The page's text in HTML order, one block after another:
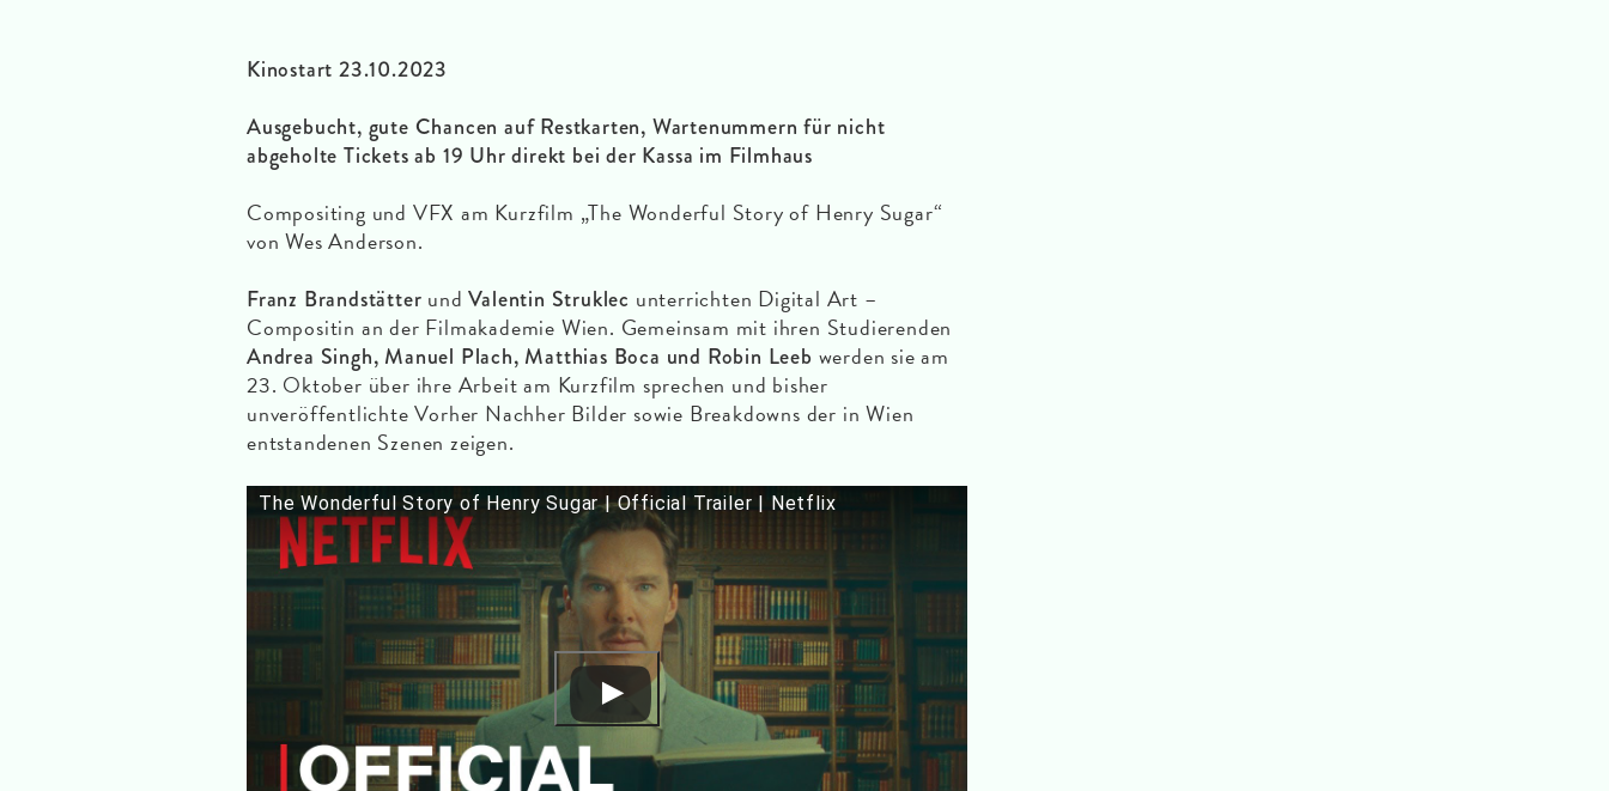
Kinostart 23.10.2023
Ausgebucht, gute Chancen auf Restkarten, Wartenummern für nicht
abgeholte Tickets ab 19 Uhr direkt bei der Kassa im Filmhaus
Compositing und VFX am Kurzfilm „The Wonderful Story of Henry Sugar“
von Wes Anderson.
Franz Brandstätter undValentin Struklec unterrichten Digital Art –
Compositin an der Filmakademie Wien. Gemeinsam mit ihren Studierenden
Andrea Singh, Manuel Plach, Matthias Boca und Robin Leeb werden sie am
23. Oktober über ihre Arbeit am Kurzfilm sprechen und bisher
unveröffentlichte Vorher Nachher Bilder sowie Breakdowns der in Wien
entstandenen Szenen zeigen.
The Wonderful Story of Henry Sugar | Official Trailer | Netflix